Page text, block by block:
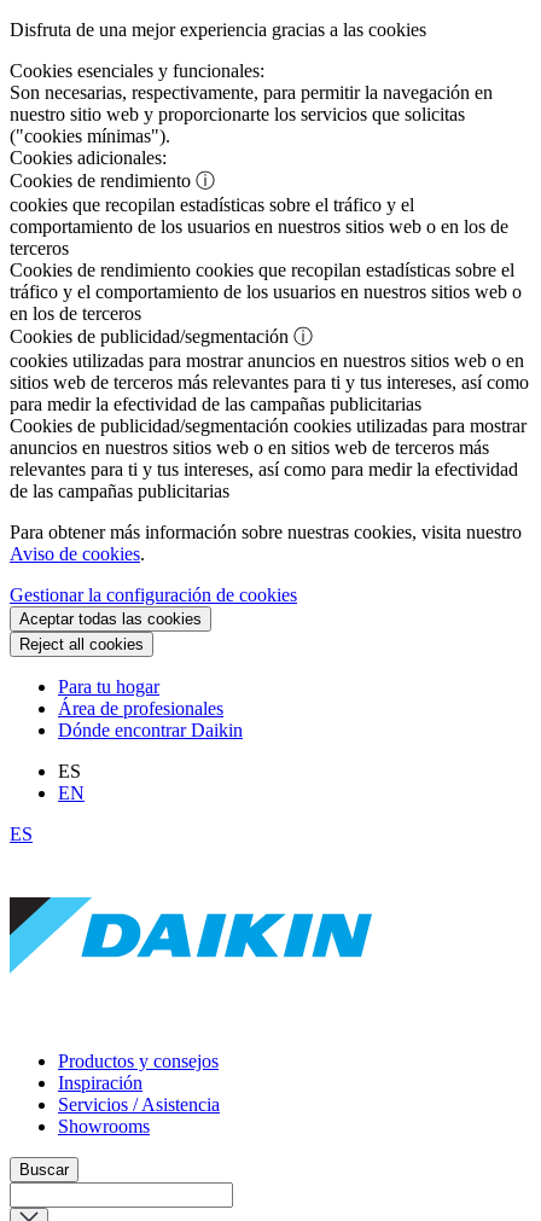
Disfruta de una mejor experiencia gracias a las cookies
Cookies esenciales y funcionales:
Son necesarias, respectivamente, para permitir la navegación en
nuestro sitio web y proporcionarte los servicios que solicitas
("cookies mínimas").
Cookies adicionales:
Cookies de rendimiento ⓘ
cookies que recopilan estadísticas sobre el tráfico y el
comportamiento de los usuarios en nuestros sitios web o en los de
terceros
Cookies de rendimiento cookies que recopilan estadísticas sobre el
tráfico y el comportamiento de los usuarios en nuestros sitios web o
en los de terceros
Cookies de publicidad/segmentación ⓘ
cookies utilizadas para mostrar anuncios en nuestros sitios web o en
sitios web de terceros más relevantes para ti y tus intereses, así como
para medir la efectividad de las campañas publicitarias
Cookies de publicidad/segmentación cookies utilizadas para mostrar
anuncios en nuestros sitios web o en sitios web de terceros más
relevantes para ti y tus intereses, así como para medir la efectividad
de las campañas publicitarias
Para obtener más información sobre nuestras cookies, visita nuestro
Aviso de cookies.
Gestionar la configuración de cookies
Aceptar todas las cookies
Reject all cookies
Para tu hogar
Área de profesionales
Dónde encontrar Daikin
ES
EN
ES
Productos y consejos
Inspiración
Servicios / Asistencia
Showrooms
Buscar